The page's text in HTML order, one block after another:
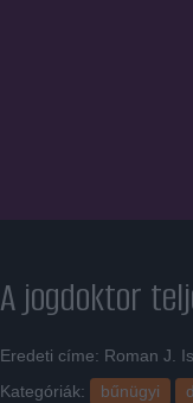
A jogdoktor
Eredeti címe: Roman J.
Kategóriák:
bűnügyi